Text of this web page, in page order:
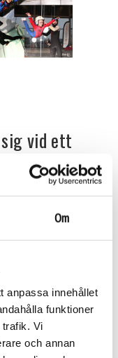
Om
anpassa innehållet
funktioner
Vi
och annan
vid ett
men det
du kan
flyga är
av att hoppa
nivå.
folk skrattar
Många